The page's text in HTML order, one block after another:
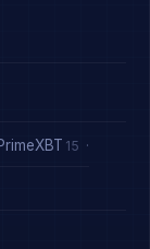
15